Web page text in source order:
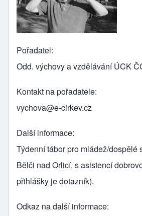
Pořadatel
Odd. výchovy a vzdělávání ÚCK
Kontakt na pořadatele
vychova@e-cirkev.cz
Další informace
Týdenní tábor pro mládež/dospělé
Bělči nad Orlicí, s asistencí
přihlášky je dotazník).
Odkaz na další informace